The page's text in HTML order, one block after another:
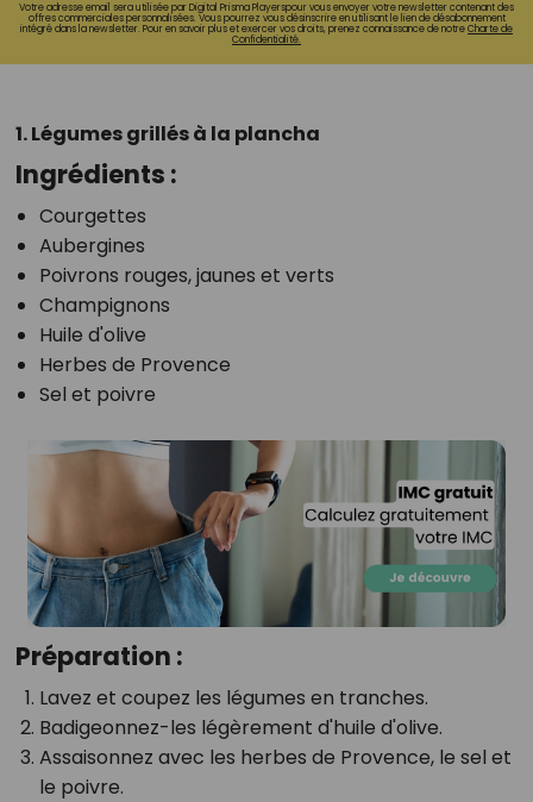
Votre adresse email sera utilisée par Digital Prisma Playerspour vous envoyer votre newsletter contenant des
offres commerciales personnalisées. Vous pourrez vous désinscrire en utilisant le lien de désabonnement
intégré dans la newsletter. Pour en savoir plus et exercer vos droits, prenez connaissance de notreCharte de
Confidentialité.
1. Légumes grillés à la plancha
Ingrédients :
Courgettes
Aubergines
Poivrons rouges, jaunes et verts
Champignons
Huile d'olive
Herbes de Provence
Sel et poivre
Préparation :
Lavez et coupez les légumes en tranches.
Badigeonnez-les légèrement d'huile d'olive.
Assaisonnez avec les herbes de Provence, le sel et
le poivre.